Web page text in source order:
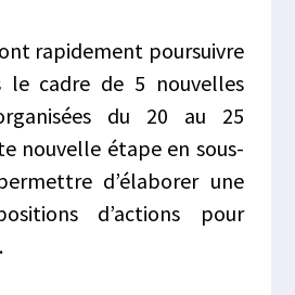
rapidement poursuivre
le cadre de 5 nouvelles
du 20 au 25
nouvelle étape en sous-
d’élaborer une
d’actions pour